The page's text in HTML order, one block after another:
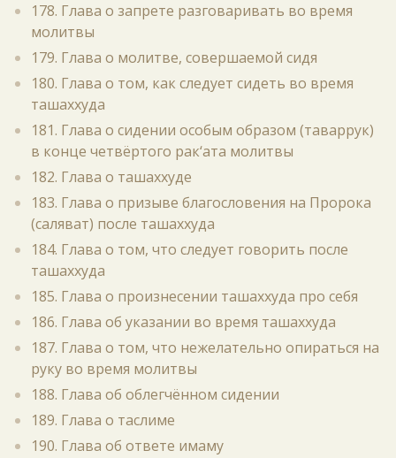
178. Глава о запрете разговаривать во время
молитвы
179. Глава о молитве, совершаемой сидя
180. Глава о том, как следует сидеть во время
ташаххуда
181. Глава о сидении особым образом (таваррук)
в конце четвёртого рак‘ата молитвы
182. Глава о ташаххуде
183. Глава о призыве благословения на Пророка
(саляват) после ташаххуда
184. Глава о том, что следует говорить после
ташаххуда
185. Глава о произнесении ташаххуда про себя
186. Глава об указании во время ташаххуда
187. Глава о том, что нежелательно опираться на
руку во время молитвы
188. Глава об облегчённом сидении
189. Глава о таслиме
190. Глава об ответе имаму